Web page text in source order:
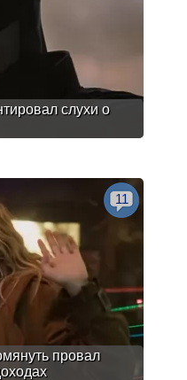
слухи о
провал
11